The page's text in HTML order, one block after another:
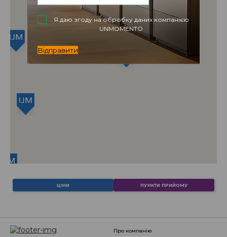
ЦІНИ ПУНКТИ ПРИЙОМУ
про компанію
Я даю згоду на обробку даних компанією
UNMOMENTO
Відправити